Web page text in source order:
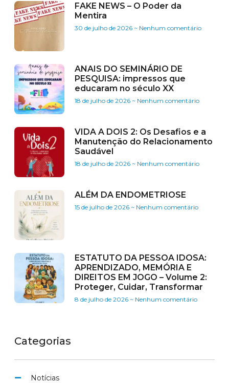
FAKE NEWS – O Poder da
Mentira
30 de julho de 2026 Nenhum comentário
ANAIS DO SEMINÁRIO DE
PESQUISA: impressos que
educaram no século XX
18 de julho de 2026 Nenhum comentário
VIDA A DOIS 2: Os Desafios e a
Manutenção do Relacionamento
Saudável
18 de julho de 2026 Nenhum comentário
ALÉM DA ENDOMETRIOSE
15 de julho de 2026 Nenhum comentário
ESTATUTO DA PESSOA IDOSA:
APRENDIZADO, MEMÓRIA E
DIREITOS EM JOGO – Volume 2:
Proteger, Cuidar, Transformar
8 de julho de 2026 Nenhum comentário
Categorias
Notícias